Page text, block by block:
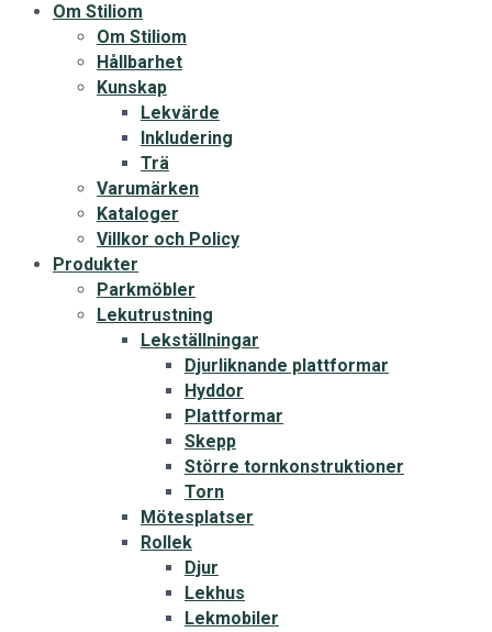
Om Stiliom
Om Stiliom
Hållbarhet
Kunskap
Lekvärde
Inkludering
Trä
Varumärken
Kataloger
Villkor och Policy
Produkter
Parkmöbler
Lekutrustning
Lekställningar
Djurliknande plattformar
Hyddor
Plattformar
Skepp
Större tornkonstruktioner
Torn
Mötesplatser
Rollek
Djur
Lekhus
Lekmobiler